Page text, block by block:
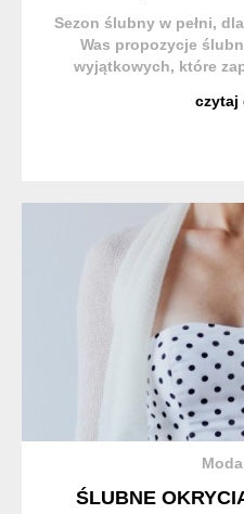
Sezon ślubny w pełni,
Was propozycje
wyjątkowych, które
wyjątkowego dnia zaczytaj
ŚLUBNE